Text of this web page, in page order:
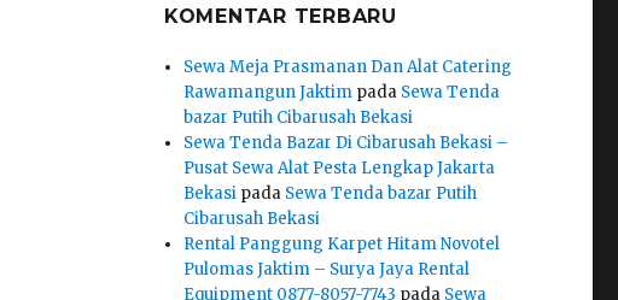
KOMENTAR TERBARU
Sewa Meja Prasmanan Dan Alat Catering
Rawamangun Jaktim pada Sewa Tenda
bazar Putih Cibarusah Bekasi
Sewa Tenda Bazar Di Cibarusah Bekasi –
Pusat Sewa Alat Pesta Lengkap Jakarta
Bekasi pada Sewa Tenda bazar Putih
Cibarusah Bekasi
Rental Panggung Karpet Hitam Novotel
Pulomas Jaktim – Surya Jaya Rental
Equipment 0877-8057-7743 pada Sewa